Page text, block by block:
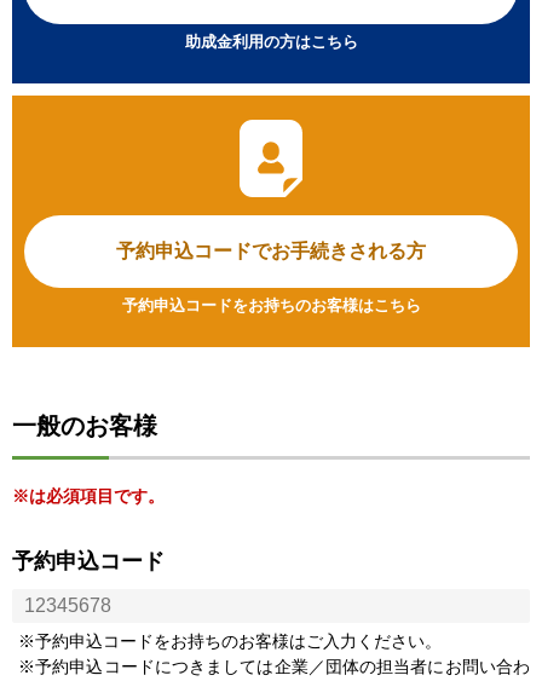
助成金利用の方はこちら
予約申込コードでお手続きされる方
予約申込コードをお持ちのお客様はこちら
一般のお客様
※は必須項目です。
予約申込コード
※予約申込コードをお持ちのお客様はご入力ください。
※予約申込コードにつきましては企業／団体の担当者にお問い合わ